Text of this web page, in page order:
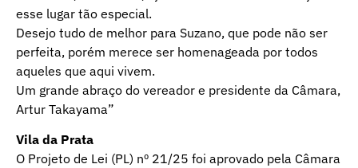
esse lugar tão especial.
Desejo tudo de melhor para Suzano, que pode não ser
perfeita, porém merece ser homenageada por todos
aqueles que aqui vivem.
Um grande abraço do vereador e presidente da Câmara,
Artur Takayama”
Vila da Prata
O Projeto de Lei (PL) nº 21/25 foi aprovado pela Câmara